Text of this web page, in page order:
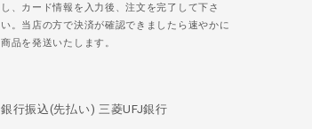
し、カード情報を入力後、注文を完了して下さ
い。当店の方で決済が確認できましたら速やかに
商品を発送いたします。
銀行振込(先払い) 三菱UFJ銀行